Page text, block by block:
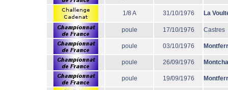
1/8 A 31/10/1976 La
poule 17/10/1976 Castres
poule 03/10/1976
poule 26/09/1976
poule 19/09/1976